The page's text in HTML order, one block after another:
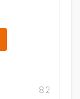
8.2